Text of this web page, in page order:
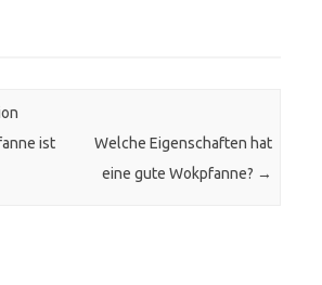
ist
Welche Eigenschaften hat
eine gute Wokpfanne? →